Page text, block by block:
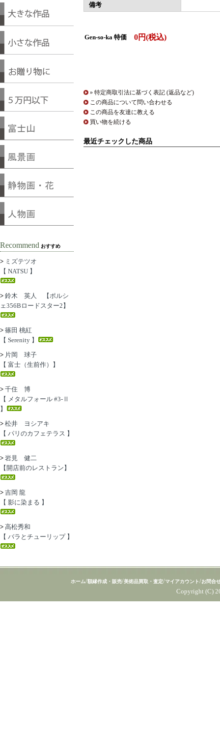
備考
Gen-so-ka 特価 0円(税込)
» 特定商取引法に基づく表記 (返品など)
この商品について問い合わせる
この商品を友達に教える
買い物を続ける
最近チェックした商品
Recommend おすすめ
> ミズテツオ
【 NATSU 】
> 鈴木 英人 【ポルシ
ェ356Bロードスター2】
> 篠田 桃紅
【 Serenity 】
> 片岡 球子
【 富士（生前作）】
> 千住 博
【 メタルフォール #3-Ⅱ
】
> 松井 ヨシアキ
【 パリのカフェテラス 】
> 岩見 健二
【開店前のレストラン】
> 吉岡 龍
【 影に染まる 】
> 高松秀和
【 バラとチューリップ 】
ホーム/額縁作成・販売/美術品買取・査定/マイアカウント/お問合
Copyright (C)